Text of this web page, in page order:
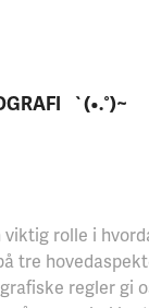
`(•.°)~
rolle i
tre
regler gi